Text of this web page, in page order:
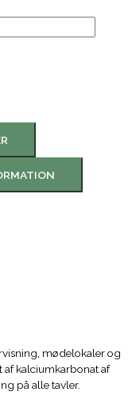
mødelokaler og
af kalciumkarbonat af
på alle tavler.